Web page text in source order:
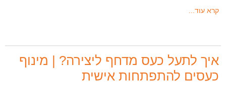
קרא עוד...
איך לתעל כעס מדחף ליצירה? | מינוף
כעסים להתפתחות אישית